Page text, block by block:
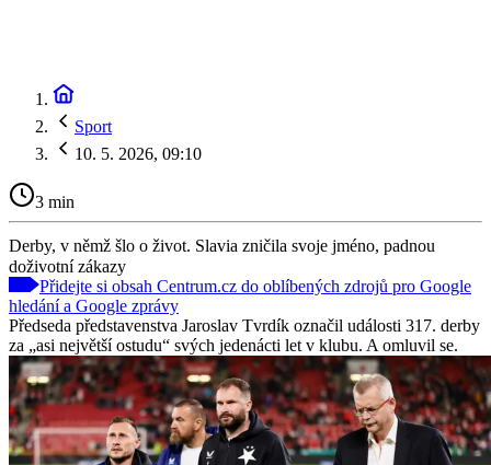
Sport
10. 5. 2026, 09:10
3 min
Derby, v němž šlo o život. Slavia zničila svoje jméno, padnou
doživotní zákazy
Přidejte si obsah Centrum.cz do oblíbených zdrojů pro Google
hledání a Google zprávy
Předseda představenstva Jaroslav Tvrdík označil události 317. derby
za „asi největší ostudu“ svých jedenácti let v klubu. A omluvil se.